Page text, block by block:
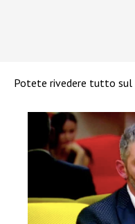
Potete rivedere tutto